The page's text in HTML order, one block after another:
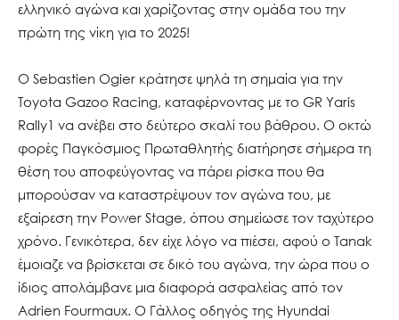
ελληνικό αγώνα και χαρίζοντας στην ομάδα του την
πρώτη της νίκη για το 2025!
Ο Sebastien Ogier κράτησε ψηλά τη σημαία για την
Toyota Gazoo Racing, καταφέρνοντας με το GR Yaris
Rally1 να ανέβει στο δεύτερο σκαλί του βάθρου. Ο οκτώ
φορές Παγκόσμιος Πρωταθλητής διατήρησε σήμερα τη
θέση του αποφεύγοντας να πάρει ρίσκα που θα
μπορούσαν να καταστρέψουν τον αγώνα του, με
εξαίρεση την Power Stage, όπου σημείωσε τον ταχύτερο
χρόνο. Γενικότερα, δεν είχε λόγο να πιέσει, αφού ο Tanak
έμοιαζε να βρίσκεται σε δικό του αγώνα, την ώρα που ο
ίδιος απολάμβανε μια διαφορά ασφαλείας από τον
Adrien Fourmaux. Ο Γάλλος οδηγός της Hyundai